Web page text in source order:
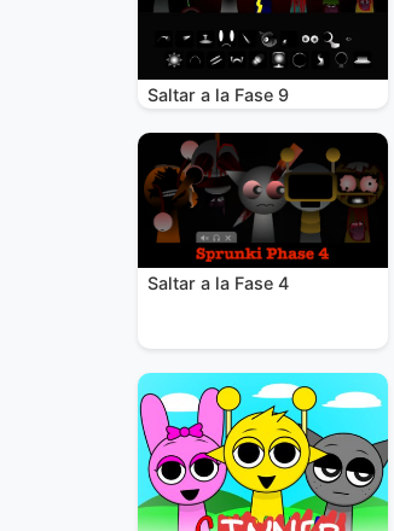
Saltar a la Fase 9
Saltar a la Fase 4